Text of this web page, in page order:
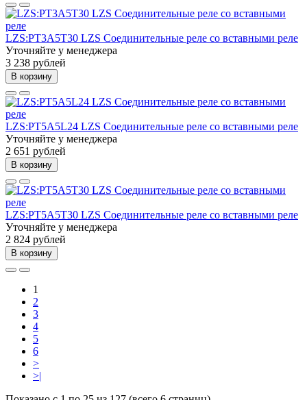
LZS:PT3A5T30 LZS Соединительные реле со вставными реле
Уточняйте у менеджера
3 238 рублей
В корзину
LZS:PT5A5L24 LZS Соединительные реле со вставными реле
Уточняйте у менеджера
2 651 рублей
В корзину
LZS:PT5A5T30 LZS Соединительные реле со вставными реле
Уточняйте у менеджера
2 824 рублей
В корзину
1
2
3
4
5
6
>
>|